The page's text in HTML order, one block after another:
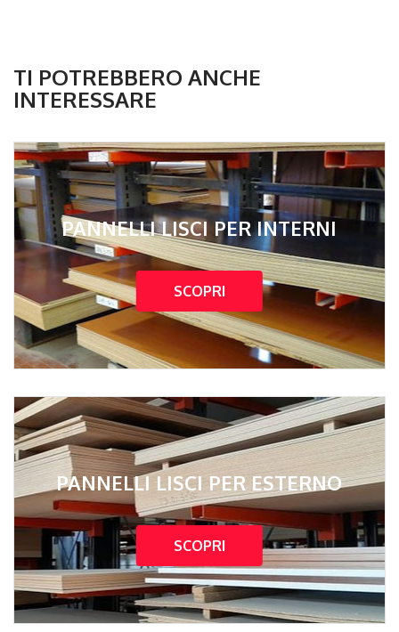
TI POTREBBERO ANCHE
INTERESSARE
PANNELLI LISCI PER INTERNI
SCOPRI
PANNELLI LISCI PER ESTERNO
SCOPRI